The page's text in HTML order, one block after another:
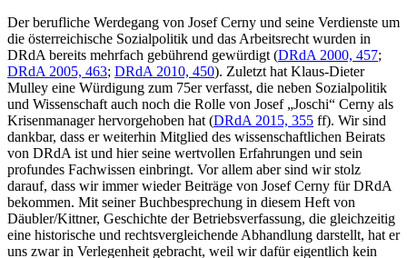
Der berufliche Werdegang von Josef Cerny und seine Verdienste um
die österreichische Sozialpolitik und das Arbeitsrecht wurden in
DRdA bereits mehrfach gebührend gewürdigt (DRdA 2000, 457;
DRdA 2005, 463; DRdA 2010, 450). Zuletzt hat Klaus-Dieter
Mulley eine Würdigung zum 75er verfasst, die neben Sozialpolitik
und Wissenschaft auch noch die Rolle von Josef „Joschi“ Cerny als
Krisenmanager hervorgehoben hat (DRdA 2015, 355 ff). Wir sind
dankbar, dass er weiterhin Mitglied des wissenschaftlichen Beirats
von DRdA ist und hier seine wertvollen Erfahrungen und sein
profundes Fachwissen einbringt. Vor allem aber sind wir stolz
darauf, dass wir immer wieder Beiträge von Josef Cerny für DRdA
bekommen. Mit seiner Buchbesprechung in diesem Heft von
Däubler/Kittner, Geschichte der Betriebsverfassung, die gleichzeitig
eine historische und rechtsvergleichende Abhandlung darstellt, hat er
uns zwar in Verlegenheit gebracht, weil wir dafür eigentlich kein